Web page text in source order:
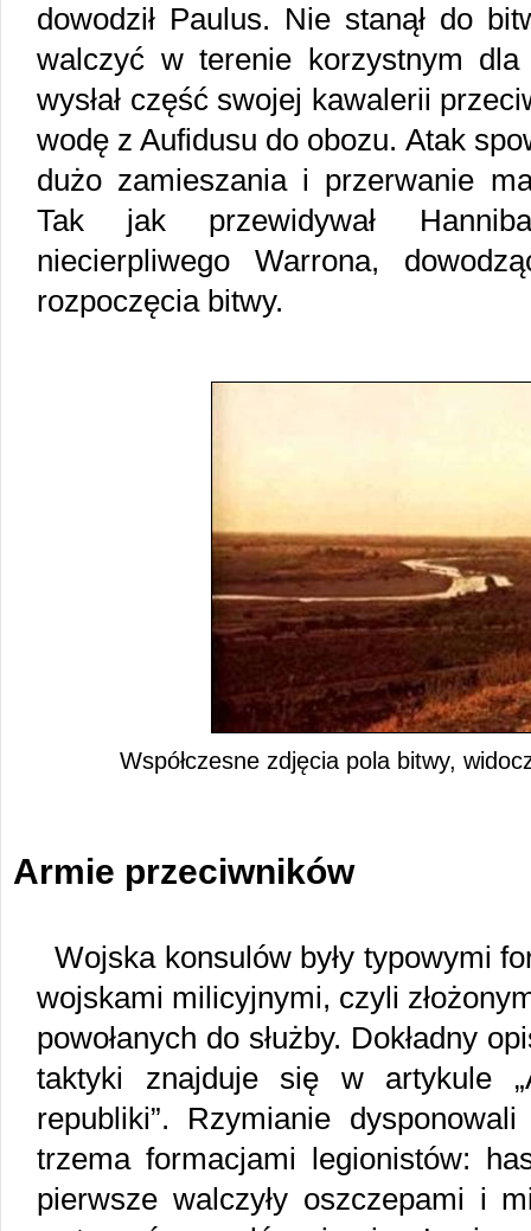
dowodził Paulus. Nie stanął do
walczyć w terenie korzystnym
wysłał część swojej kawalerii
wodę z Aufidusu do obozu. Atak
dużo zamieszania i przerwanie
Tak jak przewidywał
niecierpliwego Warrona,
rozpoczęcia bitwy.
Współczesne zdjęcia pola bitwy,
Armie przeciwników
Wojska konsulów były typowymi
wojskami milicyjnymi, czyli
powołanych do służby. Dokładny
taktyki znajduje się w artykule
republiki”. Rzymianie
trzema formacjami legionistów:
pierwsze walczyły oszczepami i